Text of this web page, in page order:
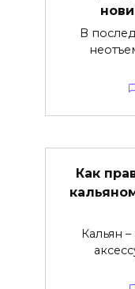
В
Как
Кальян